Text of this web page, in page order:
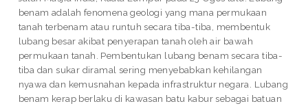
benam adalah fenomena geologi yang mana permukaan
tanah terbenam atau runtuh secara tiba-tiba, membentuk
lubang besar akibat penyerapan tanah oleh air bawah
permukaan tanah. Pembentukan lubang benam secara tiba-
tiba dan sukar diramal sering menyebabkan kehilangan
nyawa dan kemusnahan kepada infrastruktur negara. Lubang
benam kerap berlaku di kawasan batu kabur sebagai batuan